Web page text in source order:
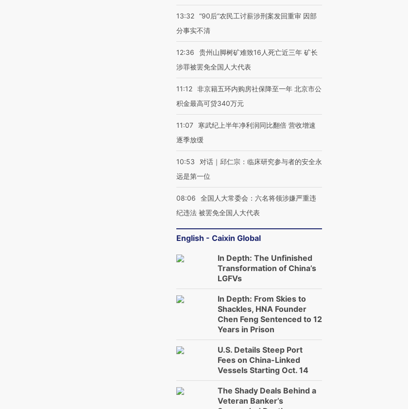
13:32 “90后”农民工讨薪涉刑案发回重审 因部
分事实不清
12:36
贵州山脚树矿难致16人死亡近三年 矿长
涉罪被罢免全国人大代表
11:12 非京籍五环内购房社保降至一年 北京市公
积金最高可贷340万元
11:07
寒武纪上半年净利润同比翻倍 营收增速
逐季放缓
10:53
对话｜邱仁宗：临床研究参与者的安全永
远是第一位
08:06
全国人大常委会：六名将领涉嫌严重违
纪违法 被罢免全国人大代表
English - Caixin Global
In Depth: The Unfinished
Transformation of China’s
LGFVs
In Depth: From Skies to
Shackles, HNA Founder
Chen Feng Sentenced to 12
Years in Prison
U.S. Details Steep Port
Fees on China-Linked
Vessels Starting Oct. 14
The Shady Deals Behind a
Veteran Banker’s